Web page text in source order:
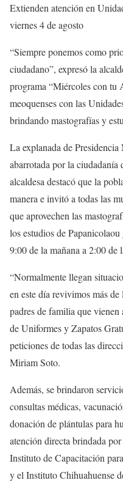
Extienden atención en
viernes 4 de agosto
“Siempre ponemos como
ciudadano”, expresó la
programa “Miércoles con tu
meoquenses con las
brindando mastografías y
La explanada de
abarrotada por la ciudadanía
alcaldesa destacó que la
manera e invitó a todas las
que aprovechen las
los estudios de
9:00 de la mañana a 2:00 de
“Normalmente llegan
en este día revivimos más
padres de familia que
de Uniformes y Zapatos
peticiones de todas las
Miriam Soto.
Además, se brindaron
consultas médicas,
donación de plántulas para
atención directa brindada
Instituto de Capacitación
y el Instituto Chihuahuense